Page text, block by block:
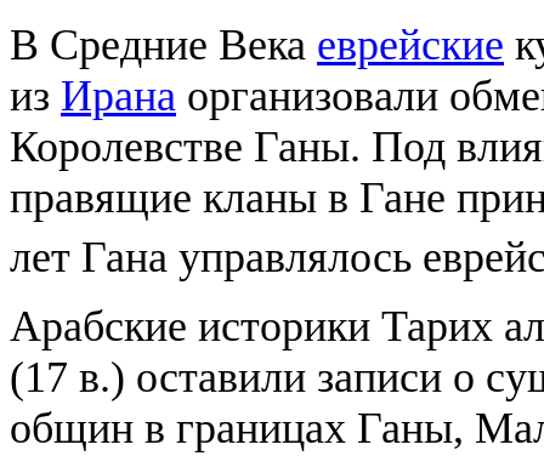
В Средние Века еврейские
из Ирана организовали
Королевстве Ганы. Под
правящие кланы в Гане
лет Гана управлялось
Арабские историки Тарих
(17 в.) оставили записи о
общин в границах Ганы,